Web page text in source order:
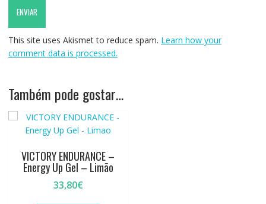
This site uses Akismet to reduce spam. Learn how your
comment data is processed.
Também pode gostar…
VICTORY ENDURANCE –
Energy Up Gel – Limão
33,80€